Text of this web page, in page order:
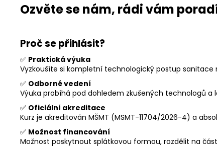
Ozvěte se nám, rádi vám
Proč se přihlásit?
✅ Praktická výuka
Vyzkoušíte si kompletní technologický postup
✅ Odborné vedení
Výuka probíhá pod dohledem zkušených technologů a
✅ Oficiální akreditace
Kurz je akreditován MŠMT (MSMT-11704/2026-4) a
✅ Možnost financování
Možnost poskytnout splátkovou formou, rozdělit na